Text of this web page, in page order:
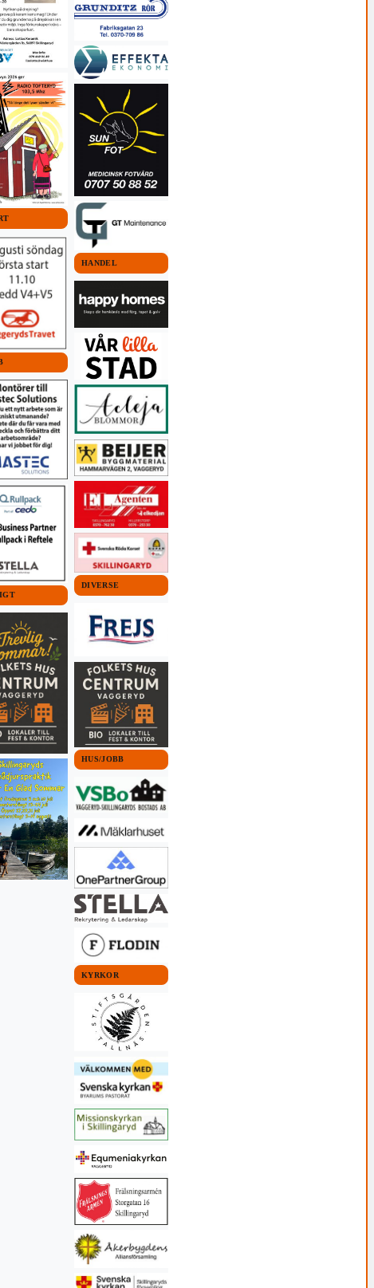
HANDEL
DIVERSE
HUS/JOBB
KYRKOR